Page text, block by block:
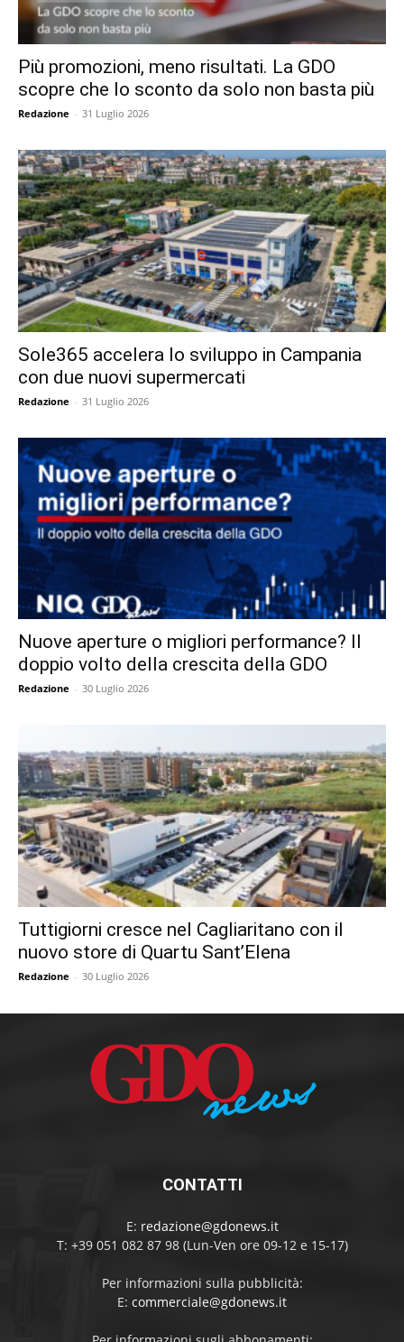
Più promozioni, meno risultati. La GDO
scopre che lo sconto da solo non basta più
Redazione - 31 Luglio 2026
Sole365 accelera lo sviluppo in Campania
con due nuovi supermercati
Redazione - 31 Luglio 2026
Nuove aperture o migliori performance? Il
doppio volto della crescita della GDO
Redazione - 30 Luglio 2026
Tuttigiorni cresce nel Cagliaritano con il
nuovo store di Quartu Sant’Elena
Redazione - 30 Luglio 2026
CONTATTI
E: redazione@gdonews.it
T: +39 051 082 87 98 (Lun-Ven ore 09-12 e 15-17)
Per informazioni sulla pubblicità:
E: commerciale@gdonews.it